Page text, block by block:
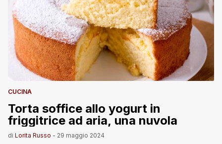
CUCINA
Torta soffice allo yogurt in
friggitrice ad aria, una nuvola
di Lorita Russo - 29 maggio 2024